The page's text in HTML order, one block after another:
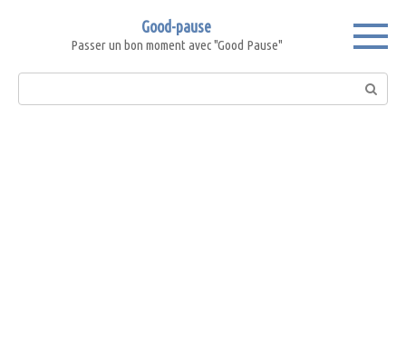
Good-pause
Passer un bon moment avec "Good Pause"
Search: